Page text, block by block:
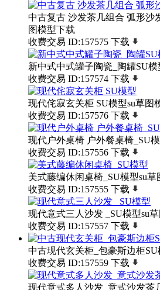
中古复古 沙发茶几组合 弧形沙
图模型下载
收费交易 ID:157575 下载
新中式中式罐子陶瓷_陶罐SU
收费交易 ID:157574 下载
现代侘寂玄关柜 SU模型su草图
收费交易 ID:157576 下载
现代户外桌椅 户外餐桌椅_SU
收费交易 ID:157556 下载
美式藤编休闲桌椅_SU模型su草
收费交易 ID:157555 下载
现代意式三人沙发 _SU模型su
收费交易 ID:157557 下载
中古现代玄关柜_包豪斯边柜
收费交易 ID:157559 下载
现代意式多人沙发_意式沙发茶